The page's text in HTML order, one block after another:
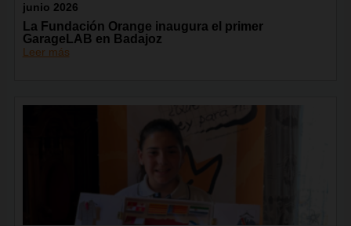
junio 2026
La Fundación Orange inaugura el primer
GarageLAB en Badajoz
Leer más